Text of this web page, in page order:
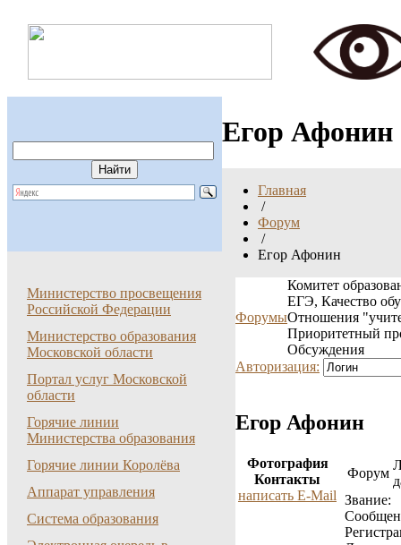
Егор Афонин
Главная
/
Форум
/
Егор Афонин
Министерство просвещения
Российской Федерации
Министерство образования
Московской области
Портал услуг Московской
области
Горячие линии
Министерства образования
Горячие линии Королёва
Аппарат управления
Система образования
Форумы
Комитет
ЕГЭ, Качество
Отношения
Приоритетный
Обсуждения
Авторизация:
Егор Афонин
Фотография
Контакты
написать E-Mail
Форум
Звание: